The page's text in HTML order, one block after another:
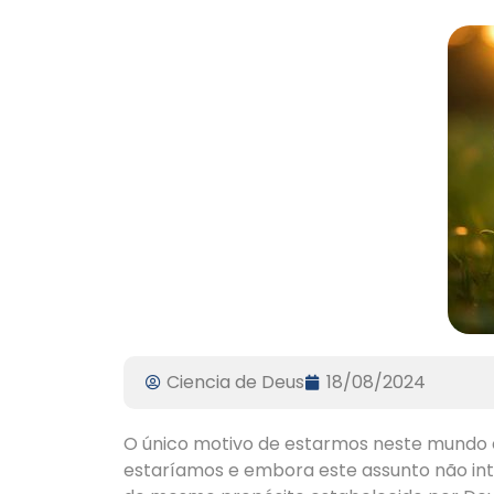
Ciencia de Deus 18/08/2024
O único motivo de estarmos neste
estaríamos e embora este assunto não